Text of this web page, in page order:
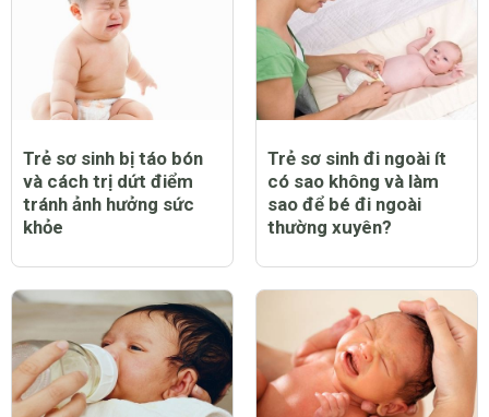
Trẻ sơ sinh bị táo bón
và cách trị dứt điểm
tránh ảnh hưởng sức
khỏe
Trẻ sơ sinh đi ngoài ít
có sao không và làm
sao để bé đi ngoài
thường xuyên?